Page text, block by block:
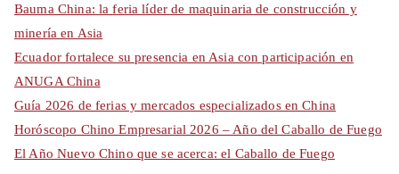
Bauma China: la feria líder de maquinaria de construcción y
minería en Asia
Ecuador fortalece su presencia en Asia con participación en
ANUGA China
Guía 2026 de ferias y mercados especializados en China
Horóscopo Chino Empresarial 2026 – Año del Caballo de Fuego
El Año Nuevo Chino que se acerca: el Caballo de Fuego